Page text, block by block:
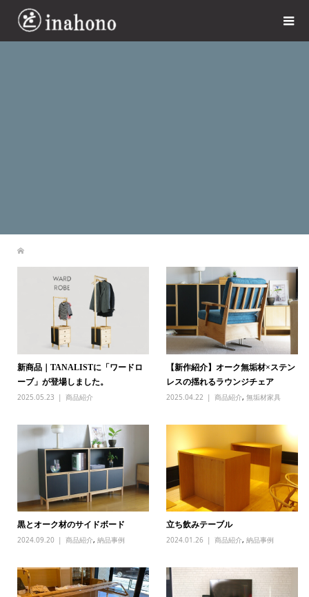
新商品｜TANALISTに「ワードロ
ーブ」が登場しました。
2025.05.23
商品紹介
【新作紹介】オーク無垢材×ステン
レスの揺れるラウンジチェア
2025.04.22
商品紹介,無垢材家具
黒とオーク材のサイドボード
2024.09.20
商品紹介, 納品事例
立ち飲みテーブル
2024.01.26
商品紹介,納品事例